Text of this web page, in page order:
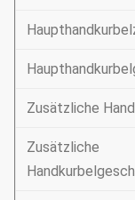
Zusätzliche
Zusätzliche